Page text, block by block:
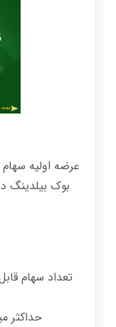
عرضه اولیه
بوک بیلدینگ
تعداد سهام قابل عرضه:
حداکثر